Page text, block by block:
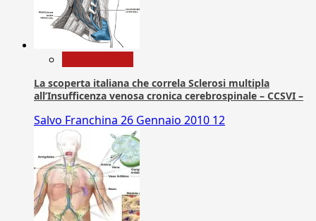
La scoperta italiana che correla Sclerosi multipla
all’Insufficenza venosa cronica cerebrospinale – CCSVI –
Salvo Franchina 26 Gennaio 2010 12